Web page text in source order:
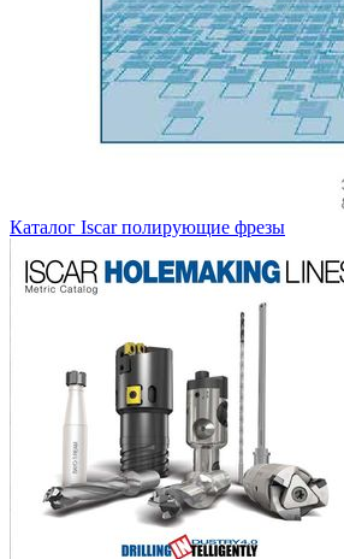
Каталог Iscar полирующие фрезы